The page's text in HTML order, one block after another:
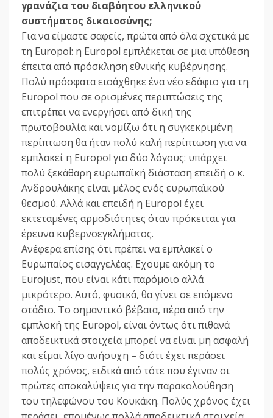
γρανάζια του διαβόητου ελληνικού
συστήµατος δικαιοσύνης;
Για να είµαστε σαφείς, πρώτα από όλα σχετικά µε
τη Europol: η Europol εµπλέκεται σε µια υπόθεση
έπειτα από πρόσκληση εθνικής κυβέρνησης.
Πολύ πρόσφατα εισάχθηκε ένα νέο εδάφιο για τη
Europol που σε ορισµένες περιπτώσεις της
επιτρέπει να ενεργήσει από δική της
πρωτοβουλία και νοµίζω ότι η συγκεκριµένη
περίπτωση θα ήταν πολύ καλή περίπτωση για να
εµπλακεί η Europol για δύο λόγους: υπάρχει
πολύ ξεκάθαρη ευρωπαϊκή διάσταση επειδή ο κ.
Ανδρουλάκης είναι µέλος ενός ευρωπαϊκού
θεσµού. Αλλά και επειδή η Europol έχει
εκτεταµένες αρµοδιότητες όταν πρόκειται για
έρευνα κυβερνοεγκλήµατος.
Ανέφερα επίσης ότι πρέπει να εµπλακεί ο
Ευρωπαίος εισαγγελέας. Εχουµε ακόµη το
Eurojust, που είναι κάτι παρόµοιο αλλά
µικρότερο. Αυτό, φυσικά, θα γίνει σε επόµενο
στάδιο. Το σηµαντικό βέβαια, πέρα από την
εµπλοκή της Europol, είναι όντως ότι πιθανά
αποδεικτικά στοιχεία µπορεί να είναι µη ασφαλή
και είµαι λίγο ανήσυχη – διότι έχει περάσει
πολύς χρόνος, ειδικά από τότε που έγιναν οι
πρώτες αποκαλύψεις για την παρακολούθηση
του τηλεφώνου του Κουκάκη. Πολύς χρόνος έχει